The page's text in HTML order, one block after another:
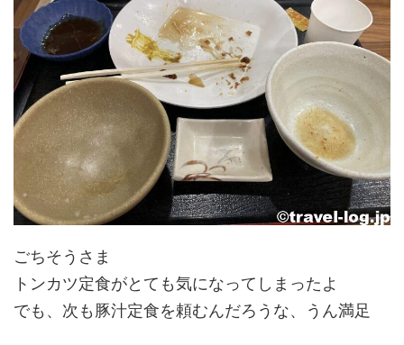
ごちそうさま
トンカツ定食がとても気になってしまったよ
でも、次も豚汁定食を頼むんだろうな、うん満足